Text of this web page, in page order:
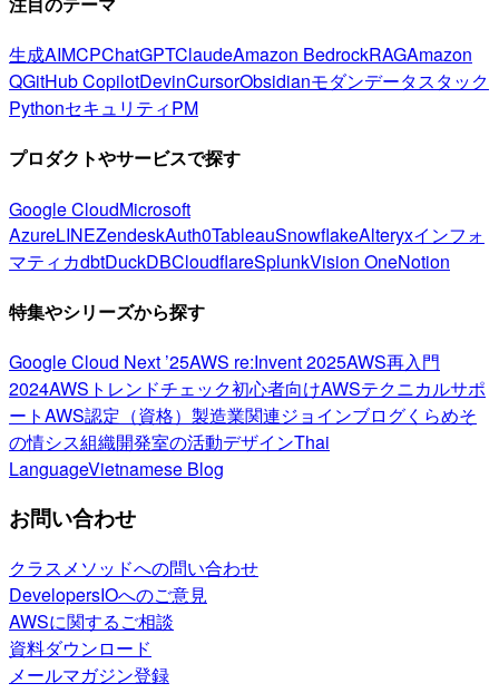
生成AIMCPChatGPTClaudeAmazon BedrockRAGAmazon
QGitHub CopilotDevinCursorObsidianモダンデータスタック
PythonセキュリティPM
プロダクトやサービスで探す
Google CloudMicrosoft
AzureLINEZendeskAuth0TableauSnowflakeAlteryxインフォ
マティカdbtDuckDBCloudflareSplunkVision OneNotion
特集やシリーズから探す
Google Cloud Next ’25AWS re:Invent 2025AWS再入門
2024AWSトレンドチェック初心者向けAWSテクニカルサポ
ートAWS認定（資格） 製造業関連ジョインブログくらめそ
の情シス組織開発室の活動デザインThai
LanguageVietnamese Blog
お問い合わせ
クラスメソッドへの問い合わせ
DevelopersIOへのご意見
AWSに関するご相談
資料ダウンロード
メールマガジン登録